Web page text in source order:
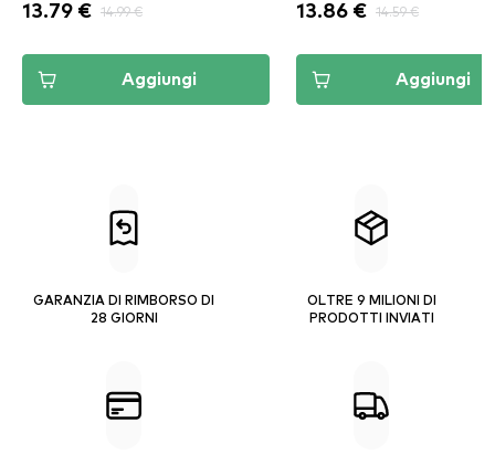
13.79 € 14.99 €
Aggiungi
13.86 € 14.59 €
Aggiungi
GARANZIA DI RIMBORSO DI
28 GIORNI
OLTRE 9 MILIONI DI
PRODOTTI INVIATI